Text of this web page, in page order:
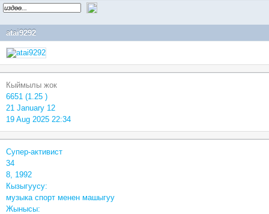
atai9292
Кыймылы жок
6651 (1.25 )
21 January 12
19 Aug 2025 22:34
Супер-активист
34
8, 1992
Кызыгуусу:
музыка спорт менен машыгуу
Жынысы: